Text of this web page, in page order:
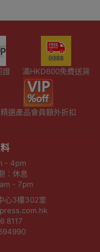
證 滿HKD600免費送貨
精選產品會員額外折扣
- 4pm
：休息
- 7pm
心3樓302室
8117